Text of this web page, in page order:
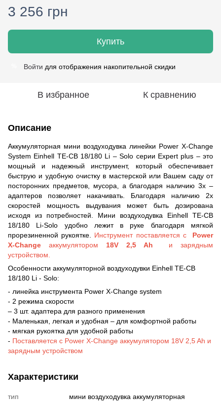
3 256 грн
Купить
Войти для отображения накопительной скидки
В избранное К сравнению
Описание
Аккумуляторная мини воздуходувка линейки Power X-Change
System Einhell TE-CB 18/180 Li – Solo серии Expert plus – это
мощный и надежный инструмент, который обеспечивает
быструю и удобную очистку в мастерской или Вашем саду от
посторонних предметов, мусора, а благодаря наличию 3х –
адаптеров позволяет накачивать. Благодаря наличию 2х
скоростей мощность выдувания может быть дозирована
исходя из потребностей. Мини воздуходувка Einhell TE-CB
18/180 Li-Solo удобно лежит в руке благодаря мягкой
прорезиненной рукоятке. Инструмент поставляется с Power
X-Change аккумулятором 18V 2,5 Ah и зарядным
устройством.
Особенности аккумуляторной воздуходувки Einhell TE-CB
18/180 Li - Solo:
- линейка инструмента Power X-Change system
- 2 режима скорости
– 3 шт. адаптера для разного применения
- Маленькая, легкая и удобная – для комфортной работы
- мягкая рукоятка для удобной работы
- Поставляется с Power X-Change аккумулятором 18V 2,5 Ah и
зарядным устройством
Характеристики
тип
мини воздуходувка аккумуляторная